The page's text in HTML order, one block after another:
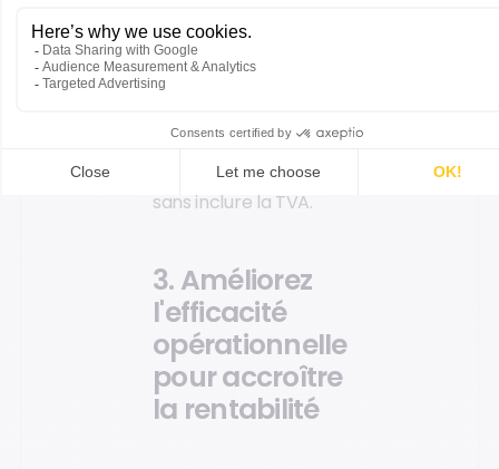
des prix en fonction de
la rentabilité
souhaitée. Pour une
important de calculer
ces taux hors taxes,
sans inclure la TVA.
3. Améliorez
l'efficacité
opérationnelle
pour accroître
la rentabilité